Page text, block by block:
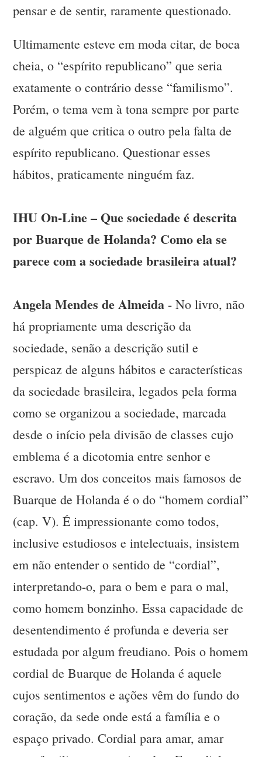
pensar e de sentir, raramente questionado.
Ultimamente esteve em moda citar, de boca
cheia, o “espírito republicano” que seria
exatamente o contrário desse “familismo”.
Porém, o tema vem à tona sempre por parte
de alguém que critica o outro pela falta de
espírito republicano. Questionar esses
hábitos, praticamente ninguém faz.
IHU On-Line – Que sociedade é descrita
por Buarque de Holanda? Como ela se
parece com a sociedade brasileira atual?
Angela Mendes de Almeida - No livro, não
há propriamente uma descrição da
sociedade, senão a descrição sutil e
perspicaz de alguns hábitos e características
da sociedade brasileira, legados pela forma
como se organizou a sociedade, marcada
desde o início pela divisão de classes cujo
emblema é a dicotomia entre senhor e
escravo. Um dos conceitos mais famosos de
Buarque de Holanda é o do “homem cordial”
(cap. V). É impressionante como todos,
inclusive estudiosos e intelectuais, insistem
em não entender o sentido de “cordial”,
interpretando-o, para o bem e para o mal,
como homem bonzinho. Essa capacidade de
desentendimento é profunda e deveria ser
estudada por algum freudiano. Pois o homem
cordial de Buarque de Holanda é aquele
cujos sentimentos e ações vêm do fundo do
coração, da sede onde está a família e o
espaço privado. Cordial para amar, amar